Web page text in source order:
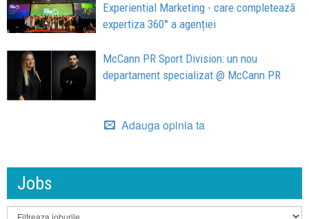
Experiential Marketing - care completează
expertiza 360° a agenției
McCann PR Sport Division: un nou
departament specializat @ McCann PR
Adauga opinia ta
Jobs